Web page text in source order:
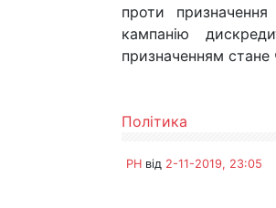
проти
кампанію
призначенням стане
Політика
PH від 2-11-2019, 23:05